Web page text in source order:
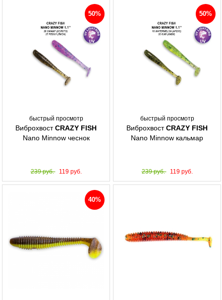
быстрый просмотр
50%
ВиброхвостCRAZY FISH
Nano Minnow чеснок
239 руб. 119 руб.
быстрый просмотр
50%
ВиброхвостCRAZY FISH
Nano Minnow кальмар
239 руб. 119 руб.
40%